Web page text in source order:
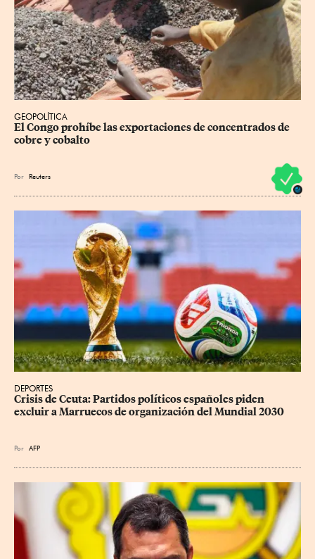
GEOPOLÍTICA
El Congo prohíbe las exportaciones de concentrados de
cobre y cobalto
Por Reuters
DEPORTES
Crisis de Ceuta: Partidos políticos españoles piden
excluir a Marruecos de organización del Mundial 2030
Por AFP